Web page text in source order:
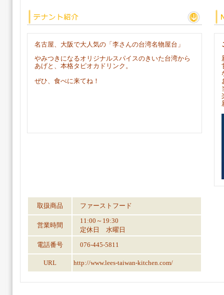
名古屋、大阪で大人気の「李さんの台湾名物屋台」
やみつきになるオリジナルスパイスのきいた台湾から
あげと、本格タピオカドリンク。
ぜひ、食べに来てね！
取扱商品 ファーストフード
営業時間
11:00～19:30
定休日 水曜日
電話番号
076-445-5811
URL http://www.lees-taiwan-kitchen.com/